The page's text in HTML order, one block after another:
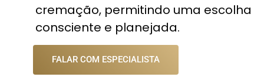
cremação, permitindo uma escolha
consciente e planejada.
FALAR COM ESPECIALISTA